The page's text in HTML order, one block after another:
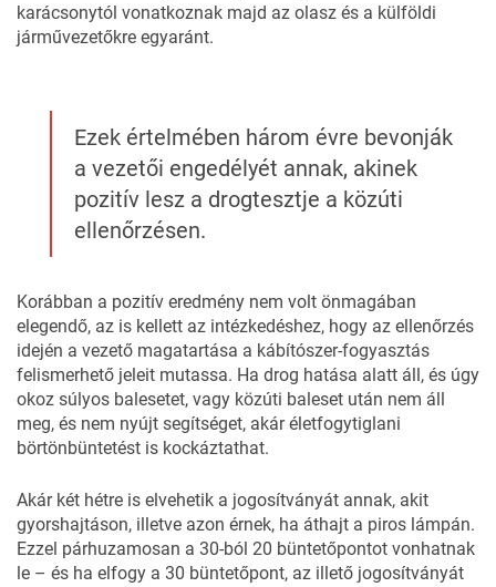
karácsonytól vonatkoznak majd az olasz és a külföldi
járművezetőkre egyaránt.
Ezek értelmében három évre bevonják
a vezetői engedélyét annak, akinek
pozitív lesz a drogtesztje a közúti
ellenőrzésen.
Korábban a pozitív eredmény nem volt önmagában
elegendő, az is kellett az intézkedéshez, hogy az ellenőrzés
idején a vezető magatartása a kábítószer-fogyasztás
felismerhető jeleit mutassa. Ha drog hatása alatt áll, és úgy
okoz súlyos balesetet, vagy közúti baleset után nem áll
meg, és nem nyújt segítséget, akár életfogytiglani
börtönbüntetést is kockáztathat.
Akár két hétre is elvehetik a jogosítványát annak, akit
gyorshajtáson, illetve azon érnek, ha áthajt a piros lámpán.
Ezzel párhuzamosan a 30-ból 20 büntetőpontot vonhatnak
le – és ha elfogy a 30 büntetőpont, az illető jogosítványát